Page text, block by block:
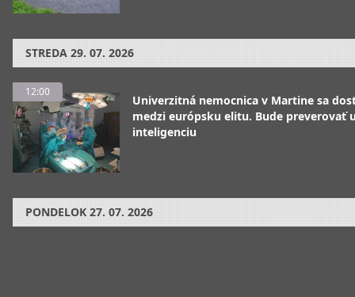
STREDA 29. 07. 2026
12:00
Univerzitná nemocnica v Martine sa
medzi európsku elitu. Bude preverovať
inteligenciu
PONDELOK 27. 07. 2026